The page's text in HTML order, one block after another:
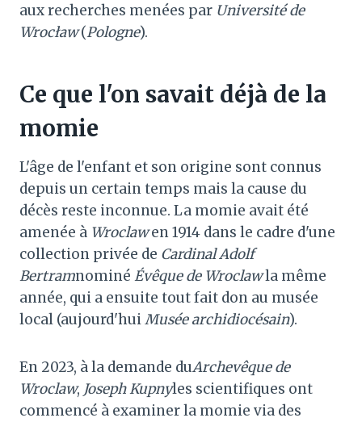
aux recherches menées par Université de
Wrocław(Pologne).
Ce que l'on savait déjà de la
momie
L'âge de l'enfant et son origine sont connus
depuis un certain temps mais la cause du
décès reste inconnue. La momie avait été
amenée à Wroclawen 1914 dans le cadre d'une
collection privée de Cardinal Adolf
Bertramnominé Évêque de Wroclawla même
année, qui a ensuite tout fait don au musée
local (aujourd'huiMusée archidiocésain).
En 2023, à la demande duArchevêque de
Wroclaw, Joseph Kupnyles scientifiques ont
commencé à examiner la momie via des